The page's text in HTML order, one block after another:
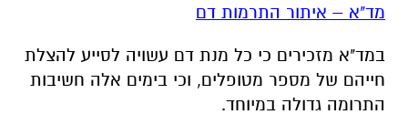
מד"א – איתור התרמות דם
במד"א מזכירים כי כל מנת דם עשויה לסייע להצלת
חייהם של מספר מטופלים, וכי בימים אלה חשיבות
התרומה גדולה במיוחד.